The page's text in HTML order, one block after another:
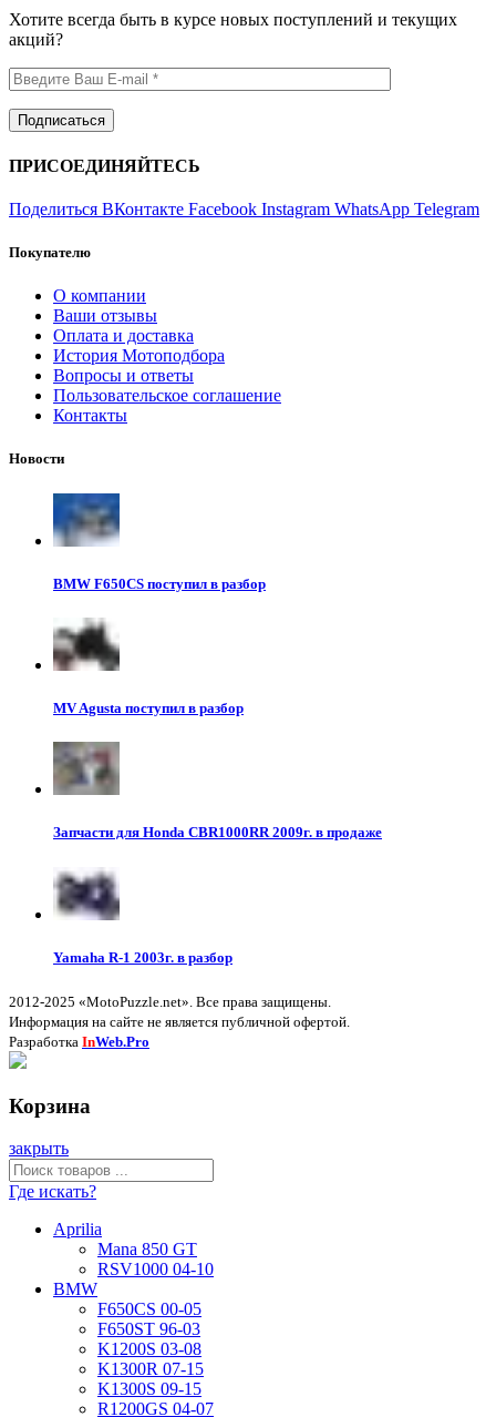
Хотите всегда быть в курсе новых поступлений и текущих
акций?
ПРИСОЕДИНЯЙТЕСЬ
Поделиться ВКонтакте Facebook Instagram WhatsApp Telegram
Покупателю
О компании
Ваши отзывы
Оплата и доставка
История Мотоподбора
Вопросы и ответы
Пользовательское соглашение
Контакты
Новости
BMW F650CS поступил в разбор
MV Agusta поступил в разбор
Запчасти для Honda CBR1000RR 2009г. в продаже
Yamaha R-1 2003г. в разбор
2012-2025 «MotoPuzzle.net». Все права защищены.
Информация на сайте не является публичной офертой.
Разработка InWeb.Pro
Корзина
закрыть
Где искать?
Aprilia
Mana 850 GT
RSV1000 04-10
BMW
F650CS 00-05
F650ST 96-03
K1200S 03-08
K1300R 07-15
K1300S 09-15
R1200GS 04-07